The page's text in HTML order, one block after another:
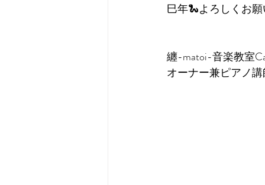
巳年🐍よろしくお
纏-matoi-音楽教室
オーナー兼ピアノ